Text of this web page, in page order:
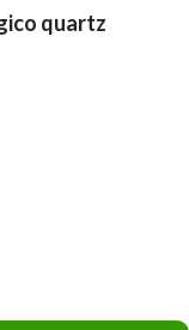
quartz